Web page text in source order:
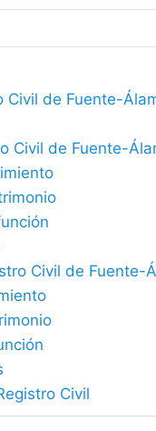
Civil de Fuente-
Civil de Fuente-
Civil de Fuente-
Civil